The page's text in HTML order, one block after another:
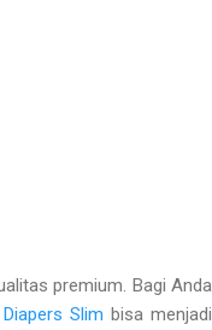
premium. Bagi Anda
Slim bisa menjadi